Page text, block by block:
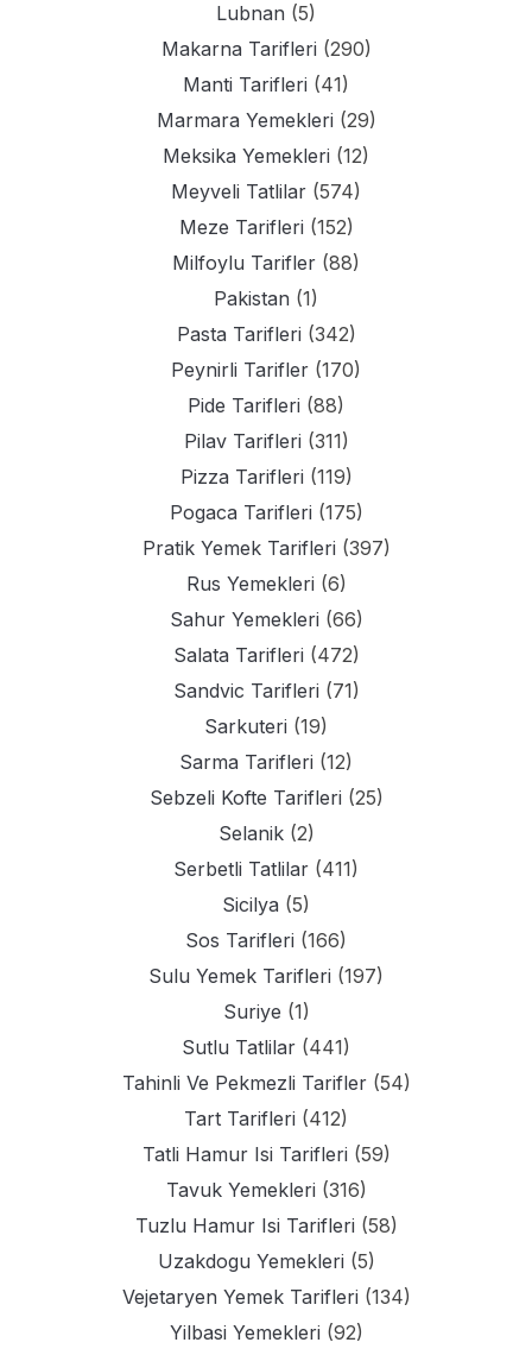
Lubnan (5)
Makarna Tarifleri (290)
Manti Tarifleri (41)
Marmara Yemekleri (29)
Meksika Yemekleri (12)
Meyveli Tatlilar (574)
Meze Tarifleri (152)
Milfoylu Tarifler (88)
Pakistan (1)
Pasta Tarifleri (342)
Peynirli Tarifler (170)
Pide Tarifleri (88)
Pilav Tarifleri (311)
Pizza Tarifleri (119)
Pogaca Tarifleri (175)
Pratik Yemek Tarifleri (397)
Rus Yemekleri (6)
Sahur Yemekleri (66)
Salata Tarifleri (472)
Sandvic Tarifleri (71)
Sarkuteri (19)
Sarma Tarifleri (12)
Sebzeli Kofte Tarifleri (25)
Selanik(2)
Serbetli Tatlilar (411)
Sicilya (5)
Sos Tarifleri (166)
Sulu Yemek Tarifleri (197)
Suriye (1)
Sutlu Tatlilar (441)
Tahinli Ve Pekmezli Tarifler(54)
Tart Tarifleri (412)
Tatli Hamur Isi Tarifleri (59)
Tavuk Yemekleri (316)
Tuzlu Hamur Isi Tarifleri (58)
Uzakdogu Yemekleri (5)
Vejetaryen Yemek Tarifleri (134)
Yilbasi Yemekleri (92)